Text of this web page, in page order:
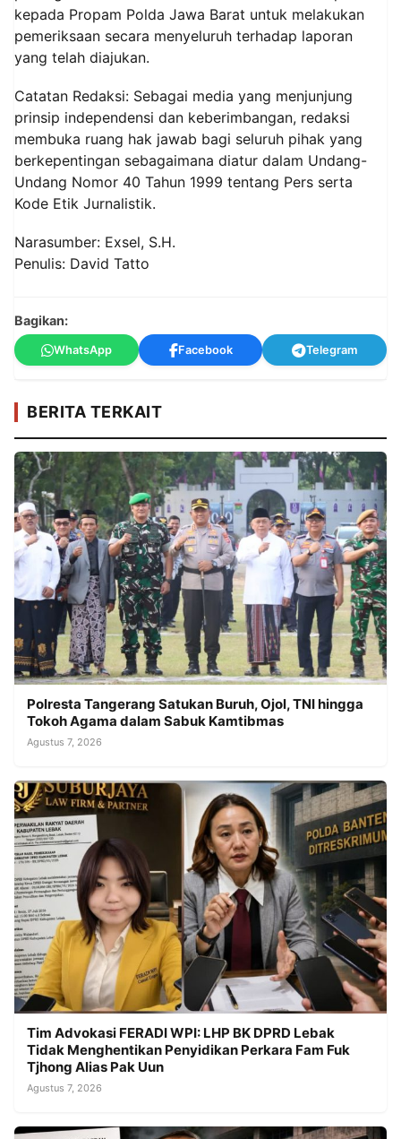
kepada Propam Polda Jawa Barat untuk melakukan
pemeriksaan secara menyeluruh terhadap laporan
yang telah diajukan.
Catatan Redaksi: Sebagai media yang menjunjung
prinsip independensi dan keberimbangan, redaksi
membuka ruang hak jawab bagi seluruh pihak yang
berkepentingan sebagaimana diatur dalam Undang-
Undang Nomor 40 Tahun 1999 tentang Pers serta
Kode Etik Jurnalistik.
Narasumber: Exsel, S.H.
Penulis: David Tatto
Bagikan:
WhatsApp Facebook Telegram
BERITA TERKAIT
Polresta Tangerang Satukan Buruh, Ojol, TNI hingga
Tokoh Agama dalam Sabuk Kamtibmas
Agustus 7, 2026
Tim Advokasi FERADI WPI: LHP BK DPRD Lebak
Tidak Menghentikan Penyidikan Perkara Fam Fuk
Tjhong Alias Pak Uun
Agustus 7, 2026